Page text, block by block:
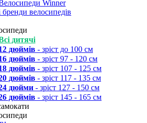
Winner
бренди велосипедів
дитячі
дюймів - зріст до 100 см
дюймів - зріст 97 - 120 см
дюймів - зріст 107 - 125 см
дюймів - зріст 117 - 135 см
дюйми - зріст 127 - 150 см
дюймів - зріст 145 - 165 см